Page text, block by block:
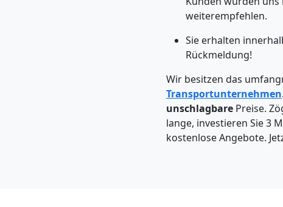
weiterempfehlen.
Sie erhalten
Rückmeldung!
Wir besitzen das
Transportunternehmen
unschlagbarePreise.
lange, investieren Sie 3
kostenlose Angebote.